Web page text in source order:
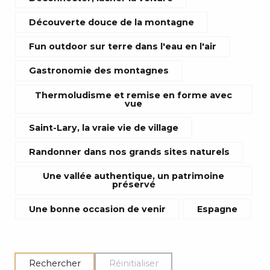
Découverte douce de la montagne
Fun outdoor sur terre dans l'eau en l'air
Gastronomie des montagnes
Thermoludisme et remise en forme avec
vue
Saint-Lary, la vraie vie de village
Randonner dans nos grands sites naturels
Une vallée authentique, un patrimoine
préservé
Une bonne occasion de venir Espagne